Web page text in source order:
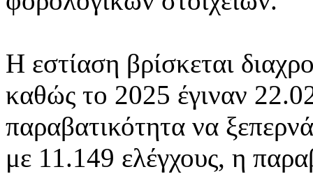
Η εστίαση βρίσκεται
καθώς το 2025 έγιναν
παραβατικότητα να
με 11.149 ελέγχους, η